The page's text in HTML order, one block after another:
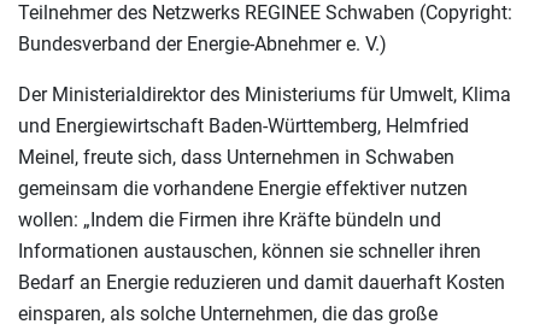
Teilnehmer des Netzwerks REGINEE Schwaben (Copyright:
Bundesverband der Energie-Abnehmer e. V.)
Der Ministerialdirektor des Ministeriums für Umwelt, Klima
und Energiewirtschaft Baden-Württemberg, Helmfried
Meinel, freute sich, dass Unternehmen in Schwaben
gemeinsam die vorhandene Energie effektiver nutzen
wollen: „Indem die Firmen ihre Kräfte bündeln und
Informationen austauschen, können sie schneller ihren
Bedarf an Energie reduzieren und damit dauerhaft Kosten
einsparen, als solche Unternehmen, die das große